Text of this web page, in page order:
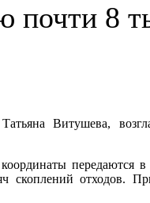
почти 8
Витушева,
скоплений